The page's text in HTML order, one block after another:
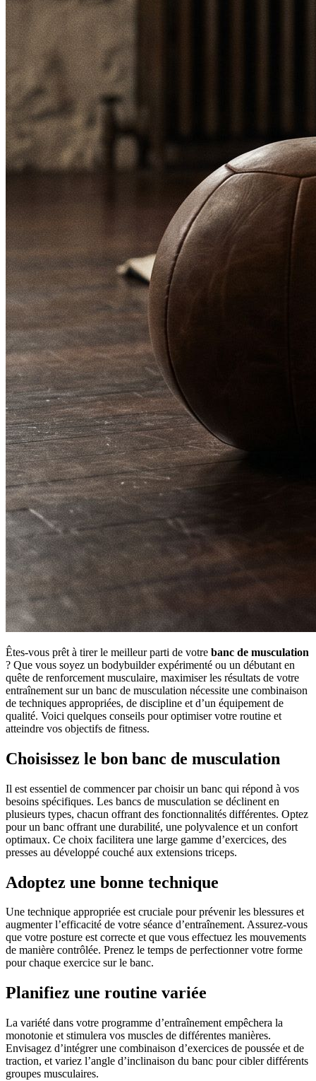
Êtes-vous prêt à tirer le meilleur parti de votre banc de musculation
? Que vous soyez un bodybuilder expérimenté ou un débutant en
quête de renforcement musculaire, maximiser les résultats de votre
entraînement sur un banc de musculation nécessite une combinaison
de techniques appropriées, de discipline et d’un équipement de
qualité. Voici quelques conseils pour optimiser votre routine et
atteindre vos objectifs de fitness.
Choisissez le bon banc de musculation
Il est essentiel de commencer par choisir un banc qui répond à vos
besoins spécifiques. Les bancs de musculation se déclinent en
plusieurs types, chacun offrant des fonctionnalités différentes. Optez
pour un banc offrant une durabilité, une polyvalence et un confort
optimaux. Ce choix facilitera une large gamme d’exercices, des
presses au développé couché aux extensions triceps.
Adoptez une bonne technique
Une technique appropriée est cruciale pour prévenir les blessures et
augmenter l’efficacité de votre séance d’entraînement. Assurez-vous
que votre posture est correcte et que vous effectuez les mouvements
de manière contrôlée. Prenez le temps de perfectionner votre forme
pour chaque exercice sur le banc.
Planifiez une routine variée
La variété dans votre programme d’entraînement empêchera la
monotonie et stimulera vos muscles de différentes manières.
Envisagez d’intégrer une combinaison d’exercices de poussée et de
traction, et variez l’angle d’inclinaison du banc pour cibler différents
groupes musculaires.